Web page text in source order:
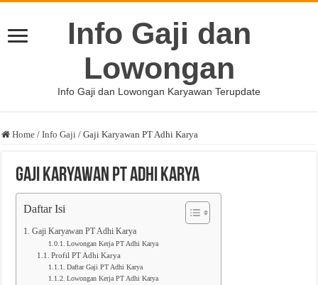
Info Gaji dan
Lowongan
Info Gaji dan Lowongan Karyawan Terupdate
Home / Info Gaji / Gaji Karyawan PT Adhi Karya
Gaji Karyawan PT Adhi Karya
Daftar Isi
Gaji Karyawan PT Adhi Karya
Lowongan Kerja PT Adhi Karya
Profil PT Adhi Karya
Daftar Gaji PT Adhi Karya
Lowongan Kerja PT Adhi Karya